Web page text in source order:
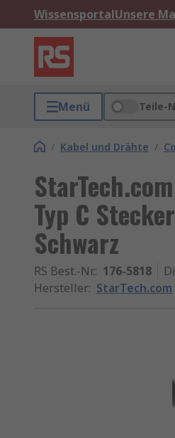
WissensportalUnsere
Menü Teile-
/ Kabel und Drähte /
Typ C
Schwarz
RS Best.-Nr.: 176-5818
Hersteller: StarTech.com